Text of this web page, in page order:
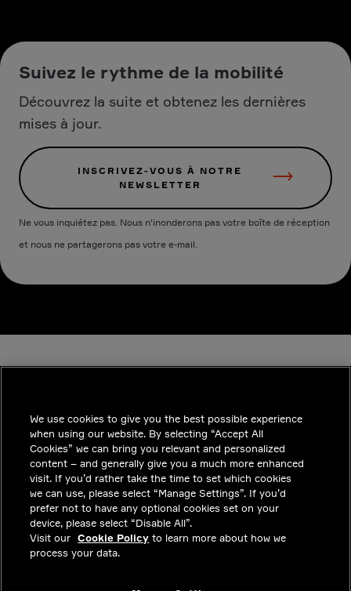
Suivez le rythme de la mobilité
Découvrez la suite et obtenez les dernières
mises à jour.
INSCRIVEZ-VOUS À NOTRE
NEWSLETTER
Ne vous inquiétez pas. Nous n'inonderons pas votre boîte de réception
et nous ne partagerons pas votre e-mail.
INDUSTRIES
INSIGHTS
SOLUTIONS
CARRIERES
INVESTISSEURS
We use cookies to give you the best possible experience
when using our website. By selecting “Accept All
Cookies” we can bring you relevant and personalized
content – and generally give you a much more enhanced
visit. If you’d rather take the time to set which cookies
we can use, please select “Manage Settings”. If you’d
prefer not to have any optional cookies set on your
device, please select “Disable All”.
Visit our Cookie Policy to learn more about how we
process your data.